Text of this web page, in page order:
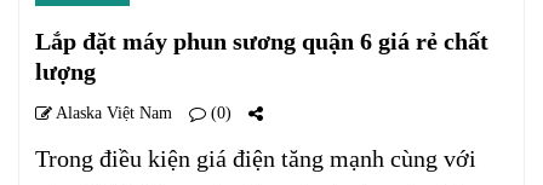
Lắp đặt máy phun sương quận 6 giá rẻ chất
lượng
Alaska Việt Nam (0)
Trong điều kiện giá điện tăng mạnh cùng với